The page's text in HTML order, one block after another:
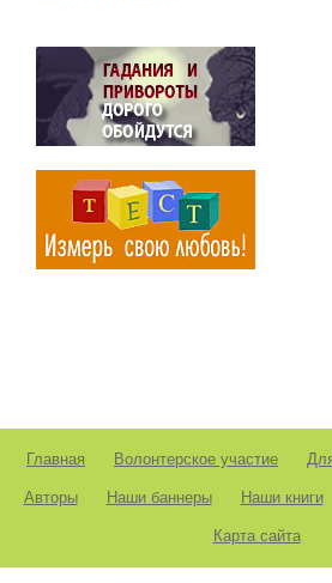
Главная Волонтерское участие
Авторы Наши баннеры Наши книги
Карта сайта